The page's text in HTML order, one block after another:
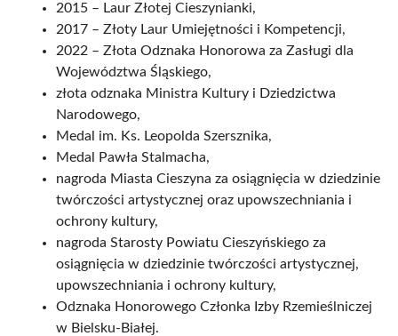
2015 – Laur Złotej Cieszynianki,
2017 – Złoty Laur Umiejętności i Kompetencji,
2022 – Złota Odznaka Honorowa za Zasługi dla
Województwa Śląskiego,
złota odznaka Ministra Kultury i Dziedzictwa
Narodowego,
Medal im. Ks. Leopolda Szersznika,
Medal Pawła Stalmacha,
nagroda Miasta Cieszyna za osiągnięcia w dziedzinie
twórczości artystycznej oraz upowszechniania i
ochrony kultury,
nagroda Starosty Powiatu Cieszyńskiego za
osiągnięcia w dziedzinie twórczości artystycznej,
upowszechniania i ochrony kultury,
Odznaka Honorowego Członka Izby Rzemieślniczej
w Bielsku-Białej.